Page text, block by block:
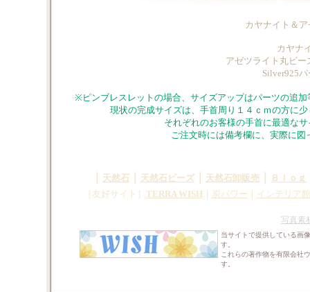
カヤナイト＆
カヤナ
アゼツライト丸ビー
Silver925
※ピンブレスレットの場合、サイズアップはパーツの追
現状の完成サイズは、手首周り１４ｃｍの方に
それぞれのお客様の手首に最適な
ご注文時には備考欄に、実際に
天然石 天然石ビーズ｜ 天然石卸販売 Ｂｌｏｇ
［友好サイト］ TERRA WISH｜ 炭パワー インテリア館
写真素
当サイトで提供している画
す。
これらの著作物を有限会社
す。